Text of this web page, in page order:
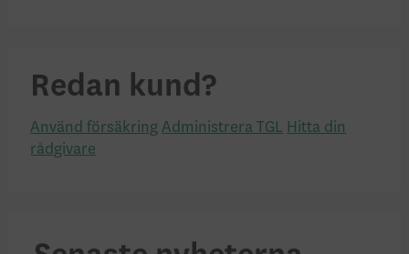
Redan kund?
Använd försäkring Administrera TGL Hitta din
rådgivare